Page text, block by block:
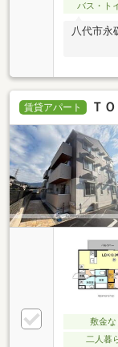
バス・ト
八代市
賃貸アパート Ｔ
敷金な
二人暮